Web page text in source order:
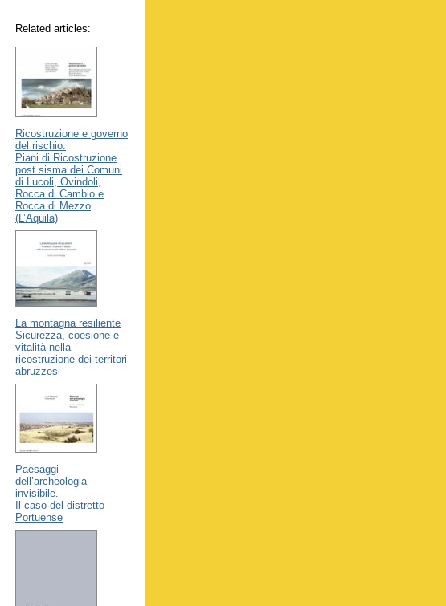
Related articles:
Ricostruzione e governo
del rischio.
Piani di Ricostruzione
post sisma dei Comuni
di Lucoli, Ovindoli,
Rocca di Cambio e
Rocca di Mezzo
(L’Aquila)
La montagna resiliente
Sicurezza, coesione e
vitalità nella
ricostruzione dei territori
abruzzesi
Paesaggi
dell’archeologia
invisibile.
Il caso del distretto
Portuense